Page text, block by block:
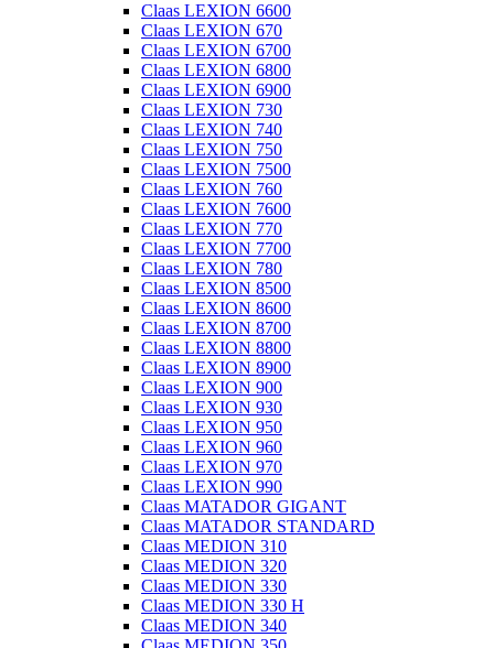
Claas LEXION 6600
Claas LEXION 670
Claas LEXION 6700
Claas LEXION 6800
Claas LEXION 6900
Claas LEXION 730
Claas LEXION 740
Claas LEXION 750
Claas LEXION 7500
Claas LEXION 760
Claas LEXION 7600
Claas LEXION 770
Claas LEXION 7700
Claas LEXION 780
Claas LEXION 8500
Claas LEXION 8600
Claas LEXION 8700
Claas LEXION 8800
Claas LEXION 8900
Claas LEXION 900
Claas LEXION 930
Claas LEXION 950
Claas LEXION 960
Claas LEXION 970
Claas LEXION 990
Claas MATADOR GIGANT
Claas MATADOR STANDARD
Claas MEDION 310
Claas MEDION 320
Claas MEDION 330
Claas MEDION 330 H
Claas MEDION 340